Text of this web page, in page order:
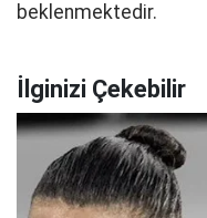
beklenmektedir.